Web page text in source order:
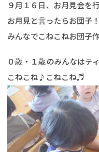
９月１６日、お月見会を
お月見と言ったらお団子！
みんなでこねこねお団子
０歳・１歳のみんなはテ
こねこね♪こねこね♬